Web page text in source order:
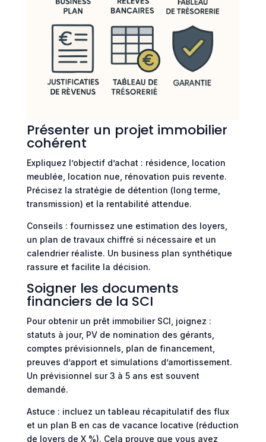
Présenter un projet immobilier
cohérent
Expliquez l’objectif d’achat : résidence, location
meublée, location nue, rénovation puis revente.
Précisez la stratégie de détention (long terme,
transmission) et la rentabilité attendue.
Conseils : fournissez une estimation des loyers,
un plan de travaux chiffré si nécessaire et un
calendrier réaliste. Un business plan synthétique
rassure et facilite la décision.
Soigner les documents
financiers de la SCI
Pour obtenir un prêt immobilier SCI, joignez :
statuts à jour, PV de nomination des gérants,
comptes prévisionnels, plan de financement,
preuves d’apport et simulations d’amortissement.
Un prévisionnel sur 3 à 5 ans est souvent
demandé.
Astuce : incluez un tableau récapitulatif des flux
et un plan B en cas de vacance locative (réduction
de loyers de X %). Cela prouve que vous avez